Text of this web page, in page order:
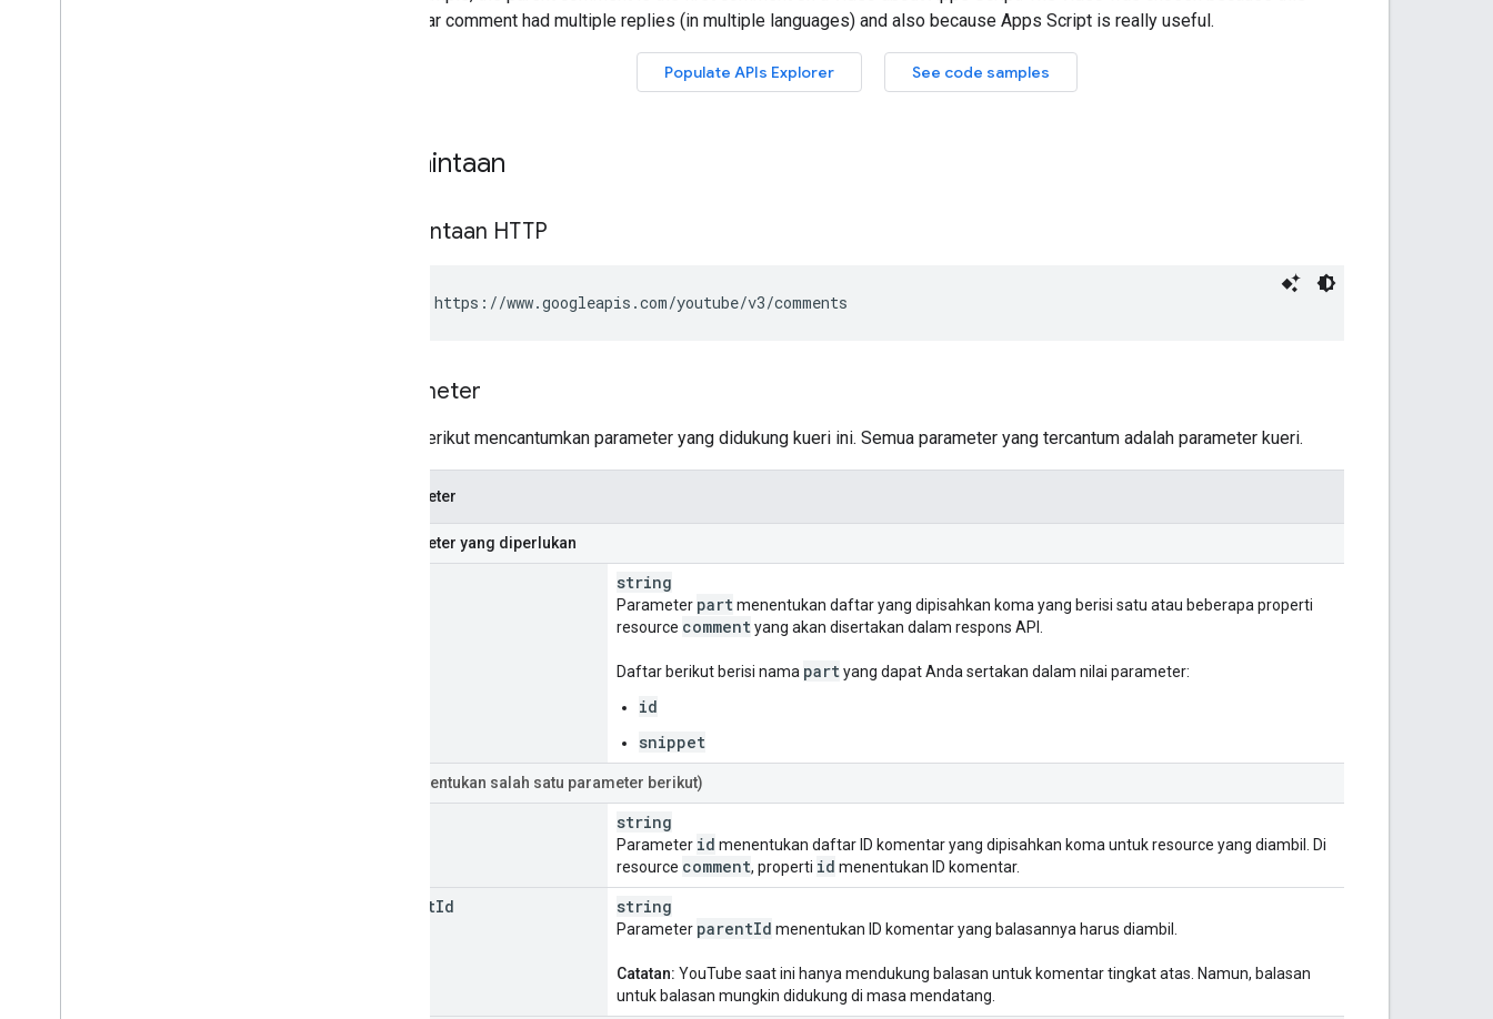
Permintaan
Permintaan HTTP
GET https://www.googleapis.com/youtube/v3/comments
Parameter
Tabel berikut mencantumkan parameter yang didukung kueri ini. Semua parameter yang tercantum adalah parameter kueri.
Parameter
Parameter yang diperlukan
string
Parameter partmenentukan daftar yang dipisahkan koma yang berisi satu atau beberapa properti
resource commentyang akan disertakan dalam respons API.
Daftar berikut berisi nama partyang dapat Anda sertakan dalam nilai parameter:
id
snippet
(tentukan salah satu parameter berikut)
string
Parameter id menentukan daftar ID komentar yang dipisahkan koma untuk resource yang diambil. Di
resource comment, properti id menentukan ID komentar.
parentId string
Parameter parentId menentukan ID komentar yang balasannya harus diambil.
Catatan: YouTube saat ini hanya mendukung balasan untuk komentar tingkat atas. Namun, balasan
untuk balasan mungkin didukung di masa mendatang.